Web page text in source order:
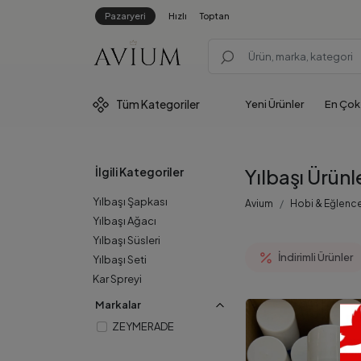
Pazaryeri Hızlı Toptan
TümKategoriler Yeni Ürünler En
İlgili Kategoriler
Yılbaşı Şapkası
Yılbaşı Ağacı
Yılbaşı Süsleri
Yılbaşı Seti
Kar Spreyi
Markalar
ZEYMERADE
Yılbaşı
Avium Hobi &
İndirimli Ürünler